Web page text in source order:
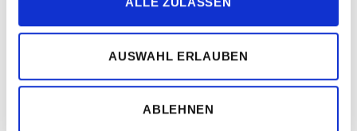
AUSWAHL ERLAUBEN
ABLEHNEN
erweiterten Untertitel angezeigt. Wenn
Sie stattdessen spezielle, für die